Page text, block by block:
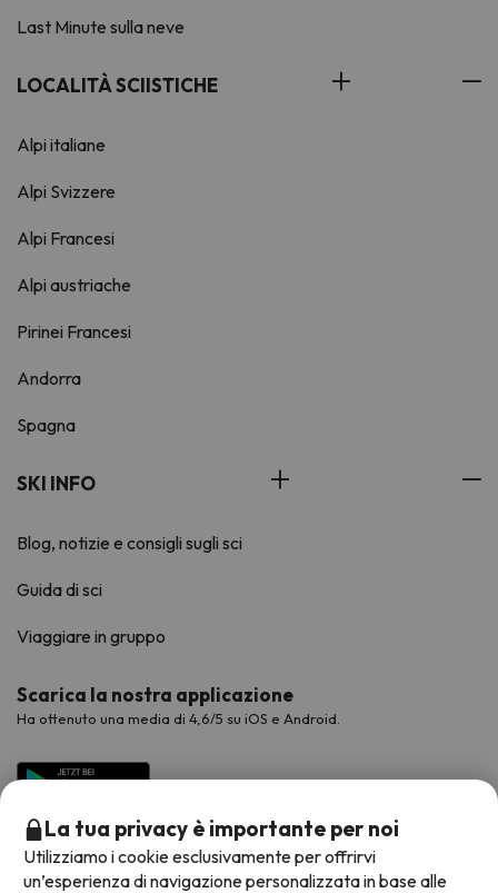
Last Minute sulla neve
LOCALITÀ SCIISTICHE
Alpi italiane
Alpi Svizzere
Alpi Francesi
Alpi austriache
Pirinei Francesi
Andorra
Spagna
SKI INFO
Blog, notizie e consigli sugli sci
Guida di sci
Viaggiare in gruppo
Scarica la nostra applicazione
Ha ottenuto una media di 4,6/5 su iOS e Android.
La tua privacy è importante per noi
Utilizziamo i cookie esclusivamente per offrirvi
un’esperienza di navigazione personalizzata in base alle